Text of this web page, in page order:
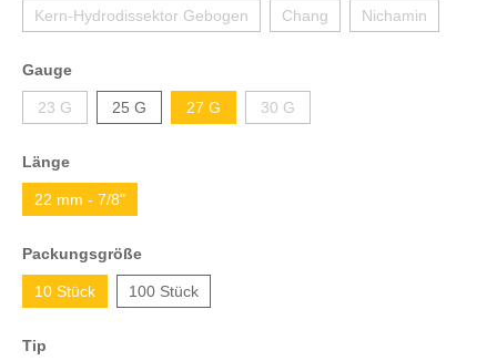
Kern-Hydrodissektor Gebogen Chang Nichamin
Gauge
23 G 25 G 27 G 30 G
Länge
22 mm - 7/8"
Packungsgröße
10 Stück 100 Stück
Tip